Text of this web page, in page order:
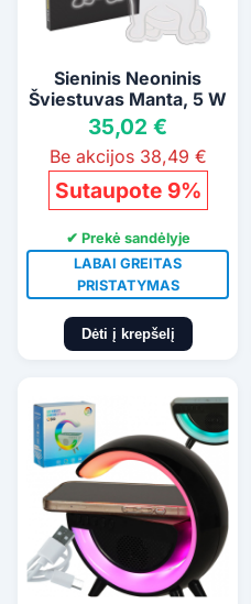
Sieninis Neoninis
Šviestuvas Manta, 5 W
35,02 €
Be akcijos 38,49 €
Sutaupote 9%
✔ Prekė sandėlyje
LABAI GREITAS
PRISTATYMAS
Dėti į krepšelį